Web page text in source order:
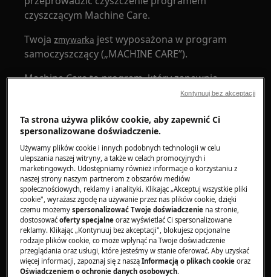
czyszczącym Machine Care.
Twojazmywarka jest wyposażona w program
samoczyszczący („MACHINE CARE”).
Machine Care to program, który zapewnia
optymalne efekty czyszczenia wnętrza
Przed uruchomieniem programu Machine
Care należy oczyścić filtry i ramiona
spryskujące
Przypomnienie o tym programie czyszczenia
jest określane automatycznie przez zmywarkę.
Gdy urządzenie wykryje potrzebę czyszczenia,
wyświetli się wskaźnik przypominający o
potrzebie uruchomienia programu
czyszczącego.
Ta strona używa plików cookie, aby zapewnić Ci
spersonalizowane doświadczenie.
Używamy plików cookie i innych podobnych technologii w celu
ulepszania naszej witryny, a także w celach promocyjnych i
marketingowych. Udostępniamy również informacje o korzystaniu z
naszej strony naszym partnerom z obszarów mediów
społecznościowych, reklamy i analityki. Klikając „Akceptuj wszystkie pliki
cookie", wyrażasz zgodę na używanie przez nas plików cookie, dzięki
czemu możemyspersonalizować Twoje doświadczenie na stronie,
dostosowaćoferty specjalne oraz wyświetlać Ci spersonalizowane
reklamy. Klikając „Kontynuuj bez akceptacji", blokujesz opcjonalne
rodzaje plików cookie, co może wpłynąć na Twoje doświadczenie
przeglądania oraz usługi, które jesteśmy w stanie oferować. Aby uzyskać
więcej informacji, zapoznaj się z nasząInformacją o plikach cookie oraz
Oświadczeniem o ochronie danych osobowych.
Kontynuuj bez akceptacji